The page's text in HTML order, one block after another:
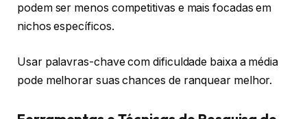
podem ser menos competitivas e mais focadas em
nichos específicos.
Usar palavras-chave com dificuldade baixa a média
pode melhorar suas chances de ranquear melhor.